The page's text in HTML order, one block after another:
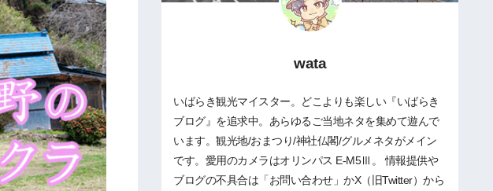
wata
いばらき観光マイスター。どこよりも楽しい『いばらき
ブログ』を追求中。あらゆるご当地ネタを集めて遊んで
います。観光地/おまつり/神社仏閣/グルメネタがメイン
です。愛用のカメラはオリンパス E-M5Ⅲ。 情報提供や
ブログの不具合は「お問い合わせ」かX（旧Twitter）から